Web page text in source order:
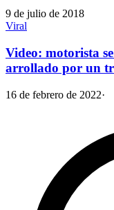
9 de julio de 2018
Viral
Video: motorista
arrollado por un
16 de febrero de 2022·